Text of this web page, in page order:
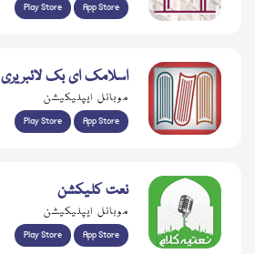
Play Store App Store
اسلامک ای بک لائبریری
موبائل ایپلیکیشن
Play Store App Store
نعت کلیکشن
موبائل ایپلیکیشن
Play Store App Store